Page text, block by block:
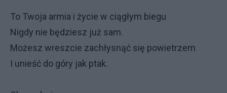
To Twoja armia i życie w ciągłym biegu
Nigdy nie będziesz już sam.
Możesz wreszcie zachłysnąć się powietrzem
I unieść do góry jak ptak.